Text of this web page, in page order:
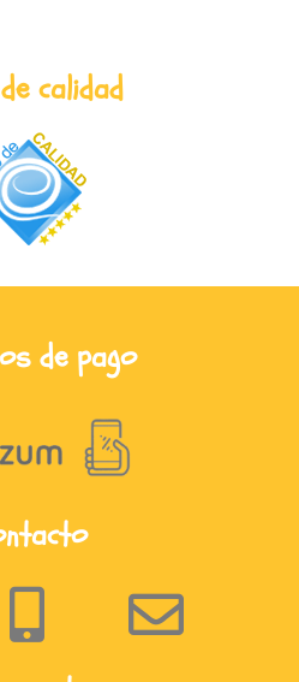
calidad
de pago